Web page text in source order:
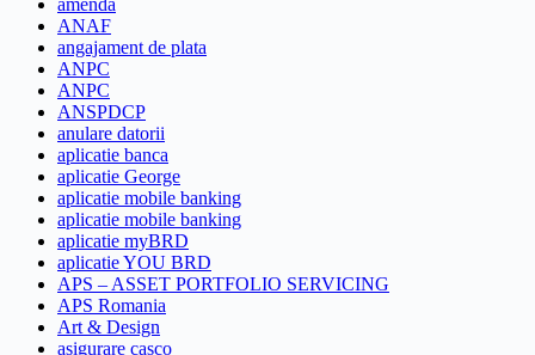
ANAF
angajament de plata
ANPC
ANPC
ANSPDCP
anulare datorii
aplicatie banca
aplicatie George
aplicatie mobile banking
aplicatie mobile banking
aplicatie myBRD
aplicatie YOU BRD
APS – ASSET PORTFOLIO SERVICING
APS Romania
Art & Design
asigurare casco